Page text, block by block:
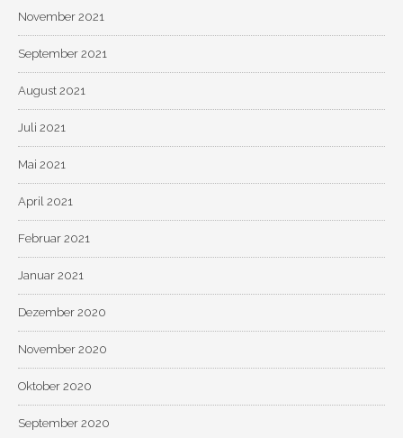
November 2021
September 2021
August 2021
Juli 2021
Mai 2021
April 2021
Februar 2021
Januar 2021
Dezember 2020
November 2020
Oktober 2020
September 2020